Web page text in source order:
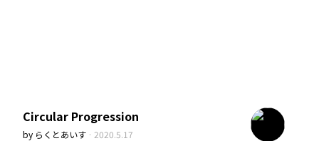
Circular Progression
by らくとあいす · 2020.5.17